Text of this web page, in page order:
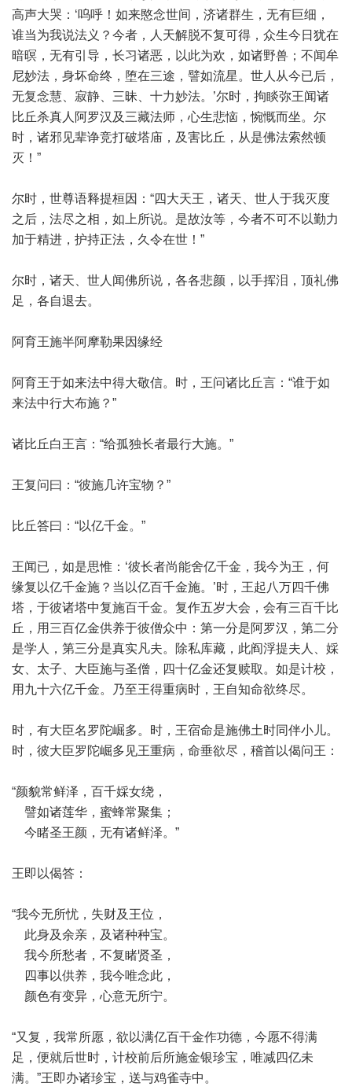
高声大哭：‘呜呼！如来愍念世间，济诸群生，无有巨细，
谁当为我说法义？今者，人天解脱不复可得，众生今日犹在
暗暝，无有引导，长习诸恶，以此为欢，如诸野兽；不闻牟
尼妙法，身坏命终，堕在三途，譬如流星。世人从今已后，
无复念慧、寂静、三昧、十力妙法。’尔时，拘睒弥王闻诸
比丘杀真人阿罗汉及三藏法师，心生悲恼，惋慨而坐。尔
时，诸邪见辈诤竞打破塔庙，及害比丘，从是佛法索然顿
灭！”
尔时，世尊语释提桓因：“四大天王，诸天、世人于我灭度
之后，法尽之相，如上所说。是故汝等，今者不可不以勤力
加于精进，护持正法，久令在世！”
尔时，诸天、世人闻佛所说，各各悲颜，以手挥泪，顶礼佛
足，各自退去。
阿育王施半阿摩勒果因缘经
阿育王于如来法中得大敬信。时，王问诸比丘言：“谁于如
来法中行大布施？”
诸比丘白王言：“给孤独长者最行大施。”
王复问曰：“彼施几许宝物？”
比丘答曰：“以亿千金。”
王闻已，如是思惟：‘彼长者尚能舍亿千金，我今为王，何
缘复以亿千金施？当以亿百千金施。’时，王起八万四千佛
塔，于彼诸塔中复施百千金。复作五岁大会，会有三百千比
丘，用三百亿金供养于彼僧众中：第一分是阿罗汉，第二分
是学人，第三分是真实凡夫。除私库藏，此阎浮提夫人、婇
女、太子、大臣施与圣僧，四十亿金还复赎取。如是计校，
用九十六亿千金。乃至王得重病时，王自知命欲终尽。
时，有大臣名罗陀崛多。时，王宿命是施佛土时同伴小儿。
时，彼大臣罗陀崛多见王重病，命垂欲尽，稽首以偈问王：
“颜貌常鲜泽，百千婇女绕，
譬如诸莲华，蜜蜂常聚集；
今睹圣王颜，无有诸鲜泽。”
王即以偈答：
“我今无所忧，失财及王位，
此身及余亲，及诸种种宝。
我今所愁者，不复睹贤圣，
四事以供养，我今唯念此，
颜色有变异，心意无所宁。
“又复，我常所愿，欲以满亿百干金作功德，今愿不得满
足，便就后世时，计校前后所施金银珍宝，唯减四亿未
满。”王即办诸珍宝，送与鸡雀寺中。